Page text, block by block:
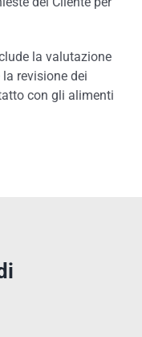
la valutazione
revisione dei
con gli alimenti